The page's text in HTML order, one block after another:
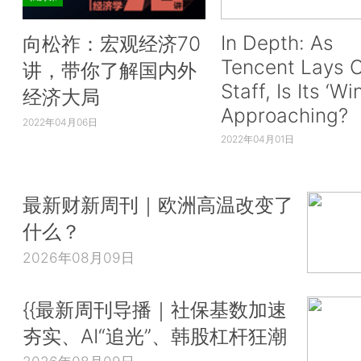
向松祚：宏观经济70
讲，带你了解国内外
经济大局
2022年04月06日
In Depth: As
Tencent Lays
Staff, Is Its
Approaching?
2022年04月01日
最新财新周刊｜欧洲高温改变了
什么？
2026年08月09日
{{最新周刊导播｜社保基数加速
夯实、AI“追光”、韩股杠杆狂潮